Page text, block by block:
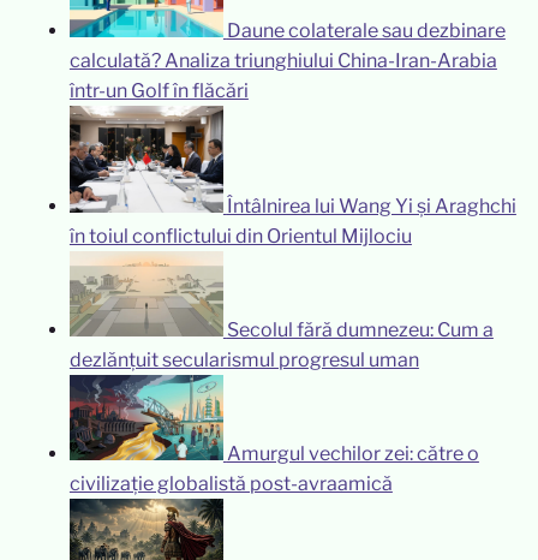
Daune colaterale sau dezbinare
calculată? Analiza triunghiului China-Iran-Arabia
într-un Golf în flăcări
Întâlnirea lui Wang Yi și Araghchi
în toiul conflictului din Orientul Mijlociu
Secolul fără dumnezeu: Cum a
dezlănțuit secularismul progresul uman
Amurgul vechilor zei: către o
civilizație globalistă post-avraamică